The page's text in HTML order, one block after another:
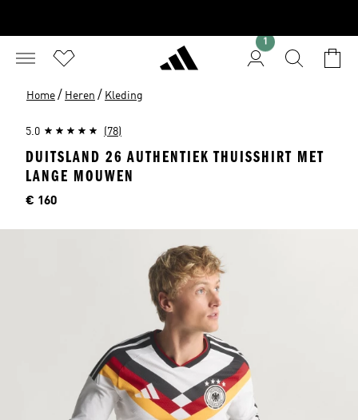
1
Home / Heren / Kleding
5.0 (78)
DUITSLAND 26 AUTHENTIEK THUISSHIRT MET
LANGE MOUWEN
Prijs
€ 160